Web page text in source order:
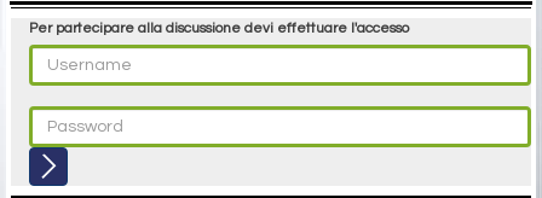
Per partecipare alla discussione devi effettuare l'accesso